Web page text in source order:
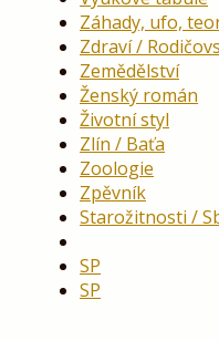
Záhady, ufo,
Zdraví /
Zemědělství
Ženský román
Životní styl
Zlín / Baťa
Zoologie
Zpěvník
Starožitnosti /
SP
SP